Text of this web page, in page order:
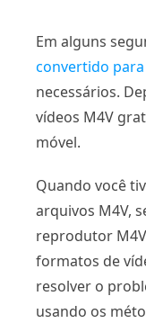
Em alguns
convertido
necessários.
vídeos M4V
móvel.
Quando você
arquivos M4V,
reprodutor
formatos de
resolver o
usando os